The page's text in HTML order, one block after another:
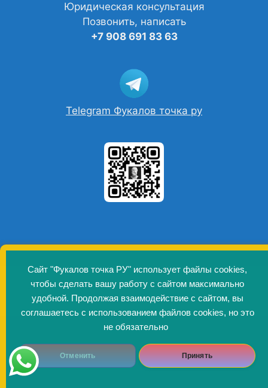
Сайт "Фукалов точка РУ" использует файлы cookies,
чтобы сделать вашу работу с сайтом максимально
удобной. Продолжая взаимодействие с сайтом, вы
соглашаетесь с использованием файлов cookies, но это
не обязательно
Отменить Принять
Юридическая консультация
Позвонить, написать
+7 908 691 83 63
Telegram Фукалов точка ру
© 2026 Фукалов точка РУ• Создано с помощью
GeneratePress